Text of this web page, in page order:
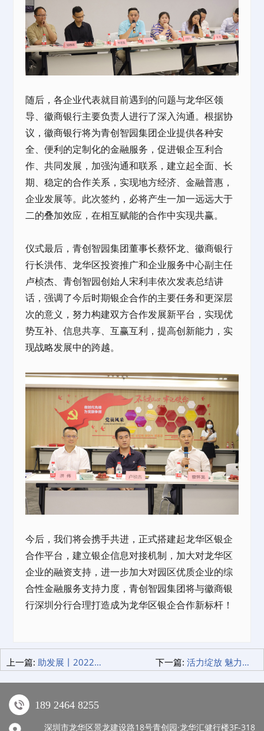
随后，各企业代表就目前遇到的问题与龙华区领
导、徽商银行主要负责人进行了深入沟通。根据协
议，徽商银行将为青创智园集团企业提供各种安
全、便利的定制化的金融服务，促进银企互利合
作、共同发展，加强沟通和联系，建立起全面、长
期、稳定的合作关系，实现地方经济、金融普惠，
企业发展等。此次签约，必将产生一加一远远大于
二的叠加效应，在相互赋能的合作中实现共赢。
仪式最后，青创智园集团董事长蔡怀龙、徽商银行
行长洪伟、龙华区投资推广和企业服务中心副主任
卢桢杰、青创智园创始人宋利丰依次发表总结讲
话，强调了今后时期银企合作的主要任务和更深层
次的意义，努力构建双方合作发展新平台，实现优
势互补、信息共享、互赢互利，提高创新能力，实
现战略发展中的跨越。
今后，我们将会携手共进，正式搭建起龙华区银企
合作平台，建立银企信息对接机制，加大对龙华区
企业的融资支持，进一步加大对园区优质企业的综
合性金融服务支持力度，青创智园集团将与徽商银
行深圳分行合理打造成为龙华区银企合作新标杆！
上一篇: 助发展丨2022年度国家高新技术企业政策宣讲会圆满举行！ 下一篇: 活力绽放 魅力青创 | 青创智园美妆大赛圆满落幕！
189 2464 8255
深圳市龙华区景龙建设路18号青创园·龙华汇健行楼3F-318